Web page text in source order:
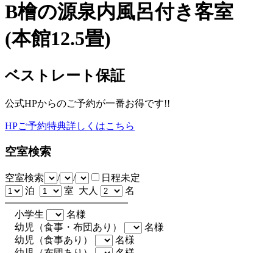
B檜の源泉内風呂付き客室
(本館12.5畳)
ベストレート保証
公式HPからのご予約が一番お得です!!
HPご予約特典詳しくはこちら
空室検索
空室検索 / /
日程未定
泊
室 大人 名
小学生
名様
幼児（食事・布団あり）
名様
幼児（食事あり）
名様